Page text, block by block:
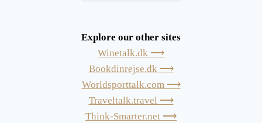
Explore our other sites
Winetalk.dk ⟶
Bookdinrejse.dk ⟶
Worldsporttalk.com ⟶
Traveltalk.travel ⟶
Think-Smarter.net ⟶